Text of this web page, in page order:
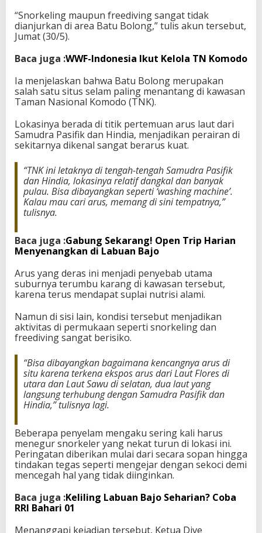
“Snorkeling maupun freediving sangat tidak
dianjurkan di area Batu Bolong,” tulis akun tersebut,
Jumat (30/5).
Baca juga :WWF-Indonesia Ikut Kelola TN Komodo
Ia menjelaskan bahwa Batu Bolong merupakan
salah satu situs selam paling menantang di kawasan
Taman Nasional Komodo (TNK).
Lokasinya berada di titik pertemuan arus laut dari
Samudra Pasifik dan Hindia, menjadikan perairan di
sekitarnya dikenal sangat berarus kuat.
“TNK ini letaknya di tengah-tengah Samudra Pasifik
dan Hindia, lokasinya relatif dangkal dan banyak
pulau. Bisa dibayangkan seperti ‘washing machine’.
Kalau mau cari arus, memang di sini tempatnya,”
tulisnya.
Baca juga :Gabung Sekarang! Open Trip Harian
Menyenangkan di Labuan Bajo
Arus yang deras ini menjadi penyebab utama
suburnya terumbu karang di kawasan tersebut,
karena terus mendapat suplai nutrisi alami.
Namun di sisi lain, kondisi tersebut menjadikan
aktivitas di permukaan seperti snorkeling dan
freediving sangat berisiko.
“Bisa dibayangkan bagaimana kencangnya arus di
situ karena terkena ekspos arus dari Laut Flores di
utara dan Laut Sawu di selatan, dua laut yang
langsung terhubung dengan Samudra Pasifik dan
Hindia,” tulisnya lagi.
Beberapa penyelam mengaku sering kali harus
menegur snorkeler yang nekat turun di lokasi ini.
Peringatan diberikan mulai dari secara sopan hingga
tindakan tegas seperti mengejar dengan sekoci demi
mencegah hal yang tidak diinginkan.
Baca juga :Keliling Labuan Bajo Seharian? Coba
RRI Bahari 01
Menanggapi kejadian tersebut, Ketua Dive